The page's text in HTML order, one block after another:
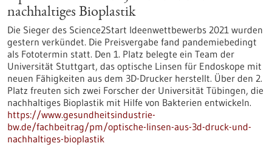
nachhaltiges Bioplastik
Die Sieger des Science2Start Ideenwettbewerbs 2021 wurden
gestern verkündet. Die Preisvergabe fand pandemiebedingt
als Fototermin statt. Den 1. Platz belegte ein Team der
Universität Stuttgart, das optische Linsen für Endoskope mit
neuen Fähigkeiten aus dem 3D-Drucker herstellt. Über den 2.
Platz freuten sich zwei Forscher der Universität Tübingen, die
nachhaltiges Bioplastik mit Hilfe von Bakterien entwickeln.
https://www.gesundheitsindustrie-
bw.de/fachbeitrag/pm/optische-linsen-aus-3d-druck-und-
nachhaltiges-bioplastik